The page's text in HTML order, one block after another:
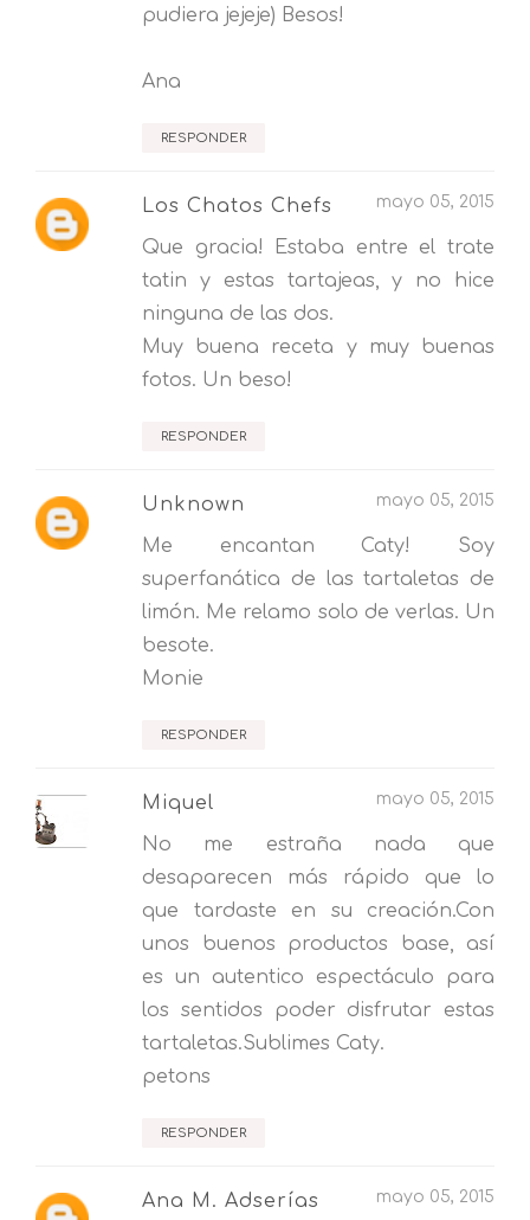
pudiera jejeje) Besos!
Ana
RESPONDER
Los Chatos Chefs mayo 05, 2015
Que gracia! Estaba entre el trate
tatin y estas tartajeas, y no hice
ninguna de las dos.
Muy buena receta y muy buenas
fotos. Un beso!
RESPONDER
Unknown mayo 05, 2015
Me encantan Caty! Soy
superfanática de las tartaletas de
limón. Me relamo solo de verlas. Un
besote.
Monie
RESPONDER
Miquel mayo 05, 2015
No me estraña nada que
desaparecen más rápido que lo
que tardaste en su creación.Con
unos buenos productos base, así
es un autentico espectáculo para
los sentidos poder disfrutar estas
tartaletas.Sublimes Caty.
petons
RESPONDER
Ana M. Adserías mayo 05, 2015